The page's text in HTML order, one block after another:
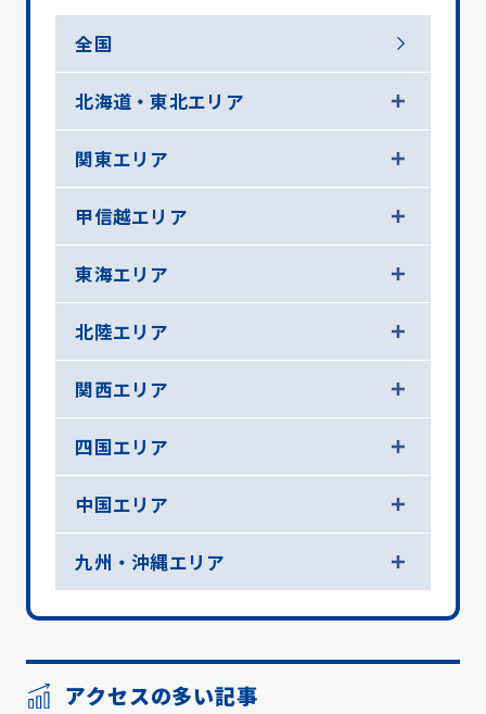
全国
北海道・東北エリア
関東エリア
甲信越エリア
東海エリア
北陸エリア
関西エリア
四国エリア
中国エリア
九州・沖縄エリア
アクセスの多い記事